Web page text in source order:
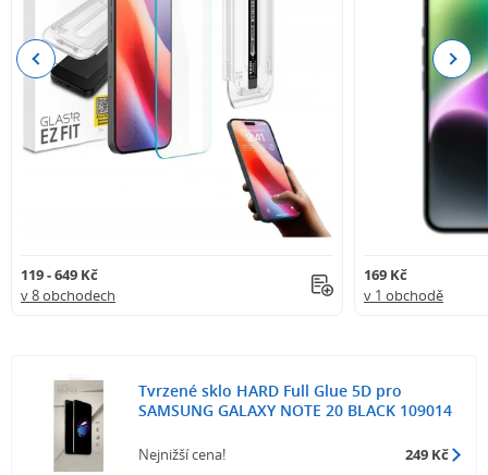
119 - 649 Kč
v 8 obchodech
169 Kč
v 1 obchodě
Previous Next
Tvrzené sklo HARD Full Glue 5D pro
SAMSUNG GALAXY NOTE 20 BLACK 109014
Nejnižší cena! 249 Kč